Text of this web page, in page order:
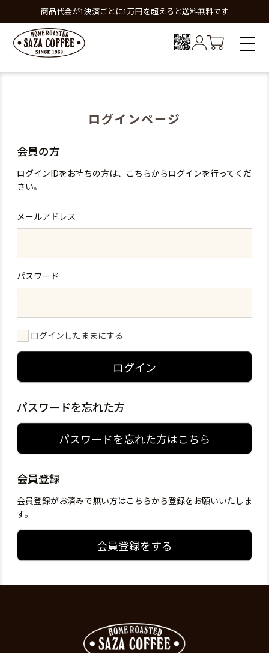
商品代金が1決済ごとに1万円を超えると送料無料です
ログインページ
会員の方
ログインIDをお持ちの方は、こちらからログインを行ってくだ
さい。
メールアドレス
パスワード
ログインしたままにする
ログイン
パスワードを忘れた方
パスワードを忘れた方はこちら
会員登録
会員登録がお済みで無い方はこちらから登録をお願いいたしま
す。
会員登録をする